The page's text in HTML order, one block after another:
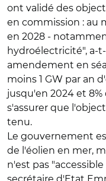
ont validé des
en commission : au
en 2028 -
hydroélectricité", a-
amendement en
moins 1 GW par an
jusqu'en 2024 et
s'assurer que
tenu.
Le gouvernement
de l'éolien en mer,
n'est pas